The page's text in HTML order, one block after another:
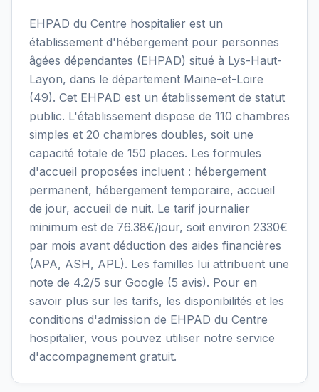
EHPAD du Centre hospitalier est un
établissement d'hébergement pour personnes
âgées dépendantes (EHPAD) situé à Lys-Haut-
Layon, dans le département Maine-et-Loire
(49). Cet EHPAD est un établissement de statut
public. L'établissement dispose de 110 chambres
simples et 20 chambres doubles, soit une
capacité totale de 150 places. Les formules
d'accueil proposées incluent : hébergement
permanent, hébergement temporaire, accueil
de jour, accueil de nuit. Le tarif journalier
minimum est de 76.38€/jour, soit environ 2330€
par mois avant déduction des aides financières
(APA, ASH, APL). Les familles lui attribuent une
note de 4.2/5 sur Google (5 avis). Pour en
savoir plus sur les tarifs, les disponibilités et les
conditions d'admission de EHPAD du Centre
hospitalier, vous pouvez utiliser notre service
d'accompagnement gratuit.